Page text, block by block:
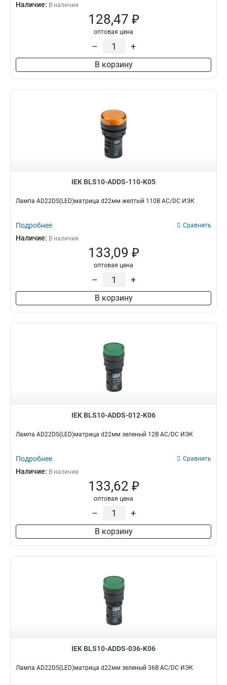
Наличие: В наличии
128,47 ₽
оптовая цена
– +
В корзину
IEK BLS10-ADDS-110-K05
Лампа AD22DS(LED)матрица d22мм желтый 110В AC/DC ИЭК
Подробнее Сравнить
Наличие: В наличии
133,09 ₽
оптовая цена
– +
В корзину
IEK BLS10-ADDS-012-K06
Лампа AD22DS(LED)матрица d22мм зеленый 12В AC/DC ИЭК
Подробнее Сравнить
Наличие: В наличии
133,62 ₽
оптовая цена
– +
В корзину
IEK BLS10-ADDS-036-K06
Лампа AD22DS(LED)матрица d22мм зеленый 36В AC/DC ИЭК